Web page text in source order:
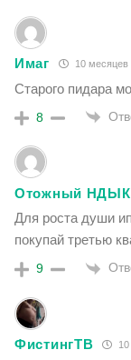
Имаг 10 месяцев
Старого пидара
8
Отожный НДЫК
Для роста души
покупай третью
9
ФистингТВ